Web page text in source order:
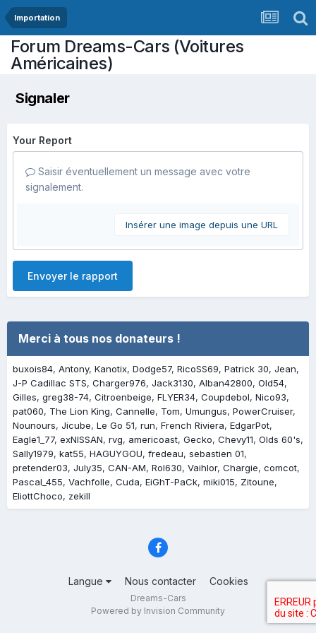
Importation
Forum Dreams-Cars (Voitures
Américaines)
Signaler
Your Report
Saisir éventuellement un message avec votre
signalement.
Insérer une image depuis une URL
Envoyer le rapport
Merci à tous nos donateurs !
buxois84 Antony Kanotix Dodge57 RicoSS69 Patrick 30 Jean
J-P Cadillac STS Charger976 Jack3130 Alban42800 Old54
Gilles greg38-74 Citroenbeige FLYER34 Coupdebol Nico93
pat060
The Lion King Cannelle Tom Umungus PowerCruiser
Nounours Jicube Le Go 51 run French Riviera EdgarPot
Eagle1_77 exNISSAN rvg americoast Gecko Chevy11 Olds 60's
Sally1979 kat55 HAGUYGOU fredeau sebastien 01
pretender03 July35 CAN-AM Rol630 Vaihlor Chargie comcot
Pascal_455 Vachfolle Cuda EiGhT-PaCk miki015
Zitoune
EliottChoco
zekill
Langue Nous contacter Cookies
Dreams-Cars
Powered by Invision Community